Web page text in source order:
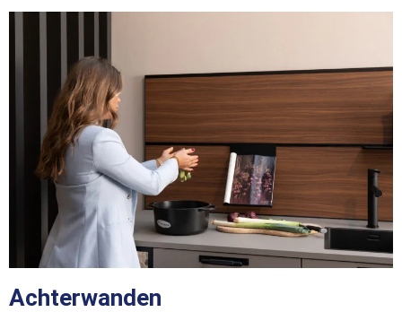
Achterwanden